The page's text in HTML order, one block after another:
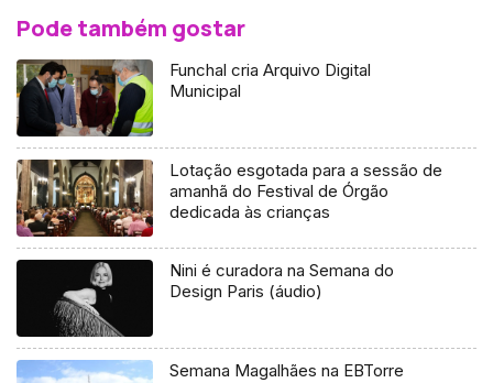
Pode também gostar
Funchal cria Arquivo Digital
Municipal
Lotação esgotada para a sessão de
amanhã do Festival de Órgão
dedicada às crianças
Nini é curadora na Semana do
Design Paris (áudio)
Semana Magalhães na EBTorre